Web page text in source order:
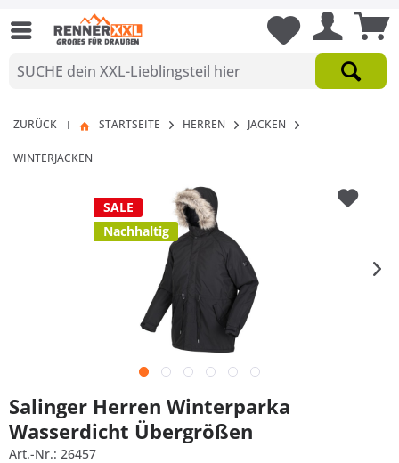
ZURÜCK | STARTSEITE HERREN JACKEN
WINTERJACKEN
SALE
Nachhaltig
Salinger Herren Winterparka
Wasserdicht Übergrößen
Art.-Nr.: 26457